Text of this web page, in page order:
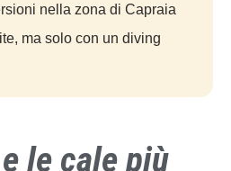
nella zona di Capraia
ma solo con un diving
le cale più